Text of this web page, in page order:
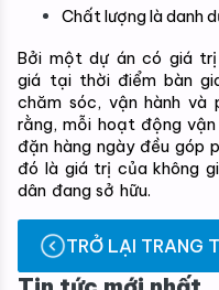
Chất lượng là danh
Bởi một dự án có giá
giá tại thời điểm bàn
chăm sóc, vận hành và
rằng, mỗi hoạt động vận
đặn hàng ngày đều góp
đó là giá trị của không
dân đang sở hữu.
TRỞ LẠI TRANG